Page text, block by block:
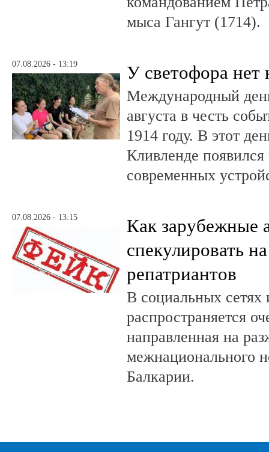
мыса Гангут (1714).
07.08.2026 - 13:19 У светофора нет
Международный
августа в честь
1914 году. В этот
Кливленде
современных
07.08.2026 - 13:15
Как зарубежные
спекулировать
репатриантов
В социальных сетях
распространяется
направленная на
межнационального
Балкарии.